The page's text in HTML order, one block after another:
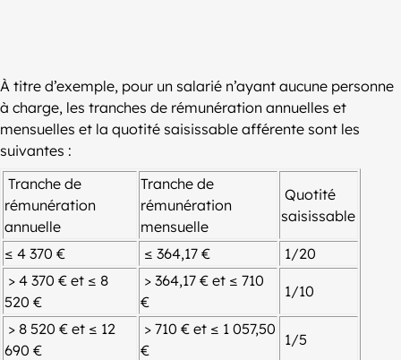
À titre d’exemple, pour un salarié n’ayant aucune personne
à charge, les tranches de rémunération annuelles et
mensuelles et la quotité saisissable afférente sont les
suivantes :
Tranche de
rémunération
annuelle
Tranche de
rémunération
mensuelle
Quotité
saisissable
≤ 4 370 € ≤ 364,17 €
1/20
> 4 370 € et ≤ 8
520 €
> 364,17 € et ≤ 710
€
1/10
> 8 520 € et ≤ 12
690 €
> 710 € et ≤ 1 057,50
€
1/5